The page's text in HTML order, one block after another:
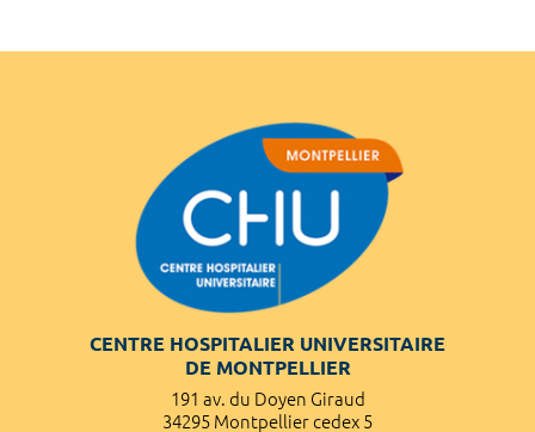
CENTRE HOSPITALIER UNIVERSITAIRE
DE MONTPELLIER
191 av. du Doyen Giraud
34295 Montpellier cedex 5